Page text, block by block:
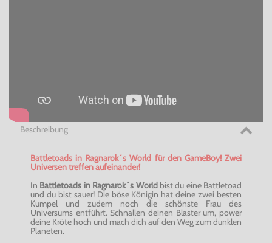
Beschreibung
Battletoads in Ragnarok´s World für den GameBoy! Zwei
Universen treffen aufeinander!
In Battletoads in Ragnarok´s World bist du eine Battletoad
und du bist sauer! Die böse Königin hat deine zwei besten
Kumpel und zudem noch die schönste Frau des
Universums entführt. Schnallen deinen Blaster um, power
deine Kröte hoch und mach dich auf den Weg zum dunklen
Planeten.